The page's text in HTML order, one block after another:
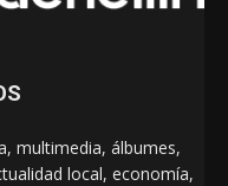
multimedia, álbumes,
local, economía,